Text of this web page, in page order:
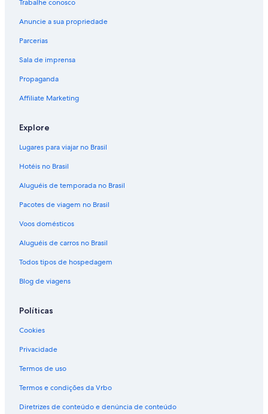
Trabalhe conosco
Anuncie a sua propriedade
Parcerias
Sala de imprensa
Propaganda
Affiliate Marketing
Explore
Lugares para viajar no Brasil
Hotéis no Brasil
Aluguéis de temporada no Brasil
Pacotes de viagem no Brasil
Voos domésticos
Aluguéis de carros no Brasil
Todos tipos de hospedagem
Blog de viagens
Políticas
Cookies
Privacidade
Termos de uso
Termos e condições da Vrbo
Diretrizes de conteúdo e denúncia de conteúdo